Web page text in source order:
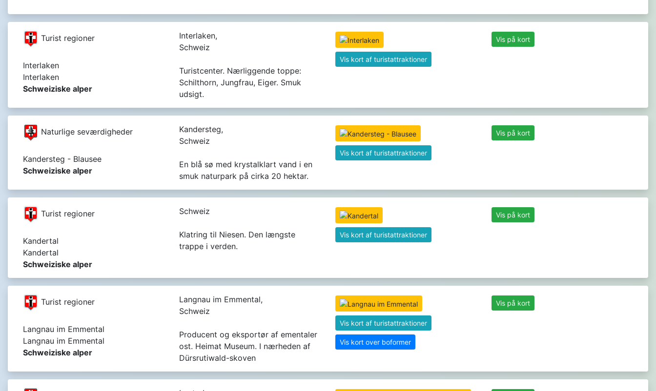
Turist regioner
Interlaken
Interlaken
Schweiziske alper
Interlaken,
Schweiz
Turistcenter. Nærliggende toppe:
Schilthorn, Jungfrau, Eiger. Smuk
udsigt.
Vis kort af turistattraktioner
Vis på kort
Naturlige seværdigheder
Kandersteg - Blausee
Schweiziske alper
Kandersteg,
Schweiz
En blå sø med krystalklart vand i en
smuk naturpark på cirka 20 hektar.
Vis kort af turistattraktioner
Vis på kort
Turist regioner
Kandertal
Kandertal
Schweiziske alper
Schweiz
Klatring til Niesen. Den længste
trappe i verden.
Vis kort af turistattraktioner
Vis på kort
Turist regioner
Langnau im Emmental
Langnau im Emmental
Schweiziske alper
Langnau im Emmental,
Schweiz
Producent og eksportør af ementaler
ost. Heimat Museum. I nærheden af ​​
Dürsrutiwald-skoven
Vis kort af turistattraktioner
Vis kort over boformer
Vis på kort